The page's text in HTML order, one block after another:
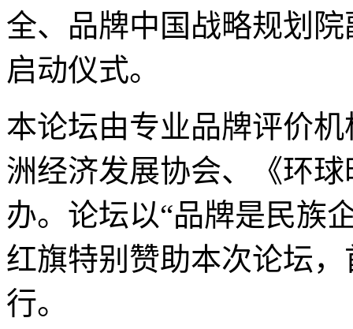
全、品牌中国战略规划
启动仪式。
本论坛由专业品牌评价
洲经济发展协会、《环
办。论坛以“品牌是民族
红旗特别赞助本次论坛
行。